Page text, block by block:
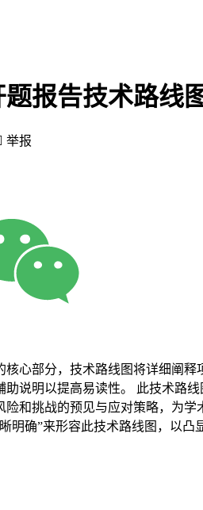
报告技术路线
举报
核心部分，技术路线图将详细阐
题，细致规划研究方法与步骤，确保每个阶段都有明确的成果导向和时间规划。此
，为学术研究的顺利进行提供坚实保障。 文件类型通常为Word文
明确”来形容此技术路线图，以